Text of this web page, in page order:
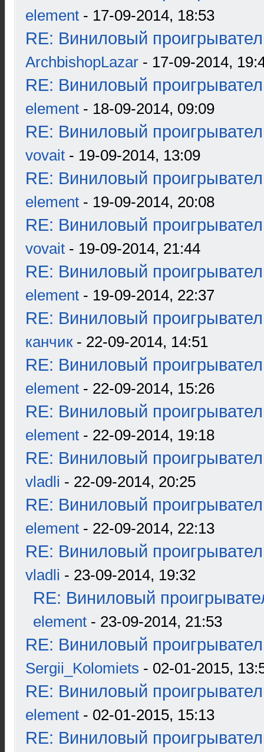
element - 17-09-2014, 18:53
RE: Виниловый
ArchbishopLazar - 17-09-2014,
RE: Виниловый
element - 18-09-2014, 09:09
RE: Виниловый
vovait - 19-09-2014, 13:09
RE: Виниловый
element - 19-09-2014, 20:08
RE: Виниловый
vovait - 19-09-2014, 21:44
RE: Виниловый
element - 19-09-2014, 22:37
RE: Виниловый
канчик- 22-09-2014, 14:51
RE: Виниловый
element - 22-09-2014, 15:26
RE: Виниловый
element - 22-09-2014, 19:18
RE: Виниловый
vladli - 22-09-2014, 20:25
RE: Виниловый
element - 22-09-2014, 22:13
RE: Виниловый
vladli - 23-09-2014, 19:32
RE: Виниловый
element - 23-09-2014, 21:53
RE: Виниловый
Sergii_Kolomiets - 02-01-2015,
RE: Виниловый
element - 02-01-2015, 15:13
RE: Виниловый